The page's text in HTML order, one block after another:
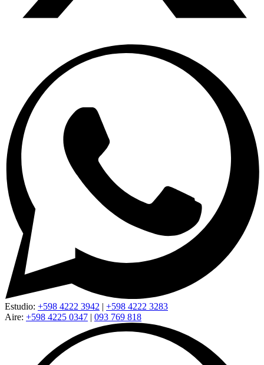
Estudio: +598 4222 3942 | +598 4222 3283
Aire: +598 4225 0347 | 093 769 818